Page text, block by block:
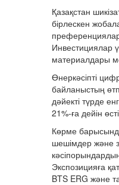
Қазақстан
бірлескен
Инвестициялар
материалдары
Өнеркәсіпті
байланыстың
дәйекті түрде
21%-ға дейін
Көрме
шешімдер және
Экспозицияға
BTS ERG және